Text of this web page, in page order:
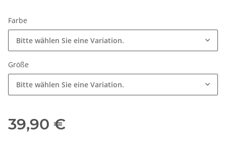
Farbe
Bitte wählen Sie eine Variation.
Größe
Bitte wählen Sie eine Variation.
39,90 €